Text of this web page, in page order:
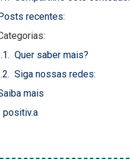
Posts recentes:
Quer saber mais?
Siga nossas redes:
mais
positiv.a